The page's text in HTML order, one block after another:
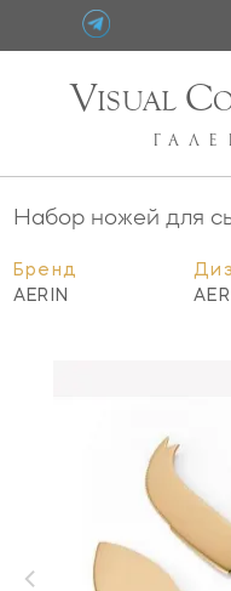
VISUAL C
Набор ножей для
Бренд
AERIN